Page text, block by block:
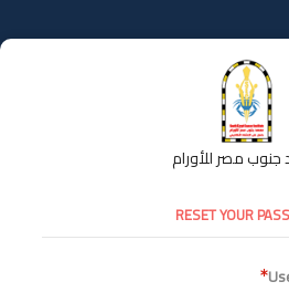
مصر للأورام
RESET YOUR